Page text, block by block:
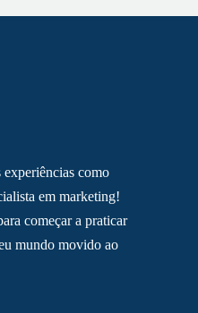
como
em marketing!
começar a praticar
mundo movido ao